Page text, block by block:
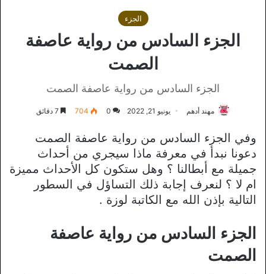
الجزء
الجزء السادس من رواية عاصفة
الصمت
الجزء السادس من رواية عاصفة الصمت
مهند أدهم يونيو 21, 2022 0
704
وفي الجزء السادس من رواية عاصفة الصمت
دعونا نبدأ في معرفة ماذا سيجري من أحداث
جميلة مع أبطالنا ؟ وهل ستكون كل الأحداث مميزة
ام لا ؟ لنعرف إجابة ذلك التساؤل في السطور
التالية بإذن الله مع الكاتبة لوزة .
الجزء السادس من رواية عاصفة
الصمت